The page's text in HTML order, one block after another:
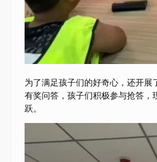
为了满足孩子们的好奇心，还开展
有奖问答，孩子们积极参与抢答，
跃。